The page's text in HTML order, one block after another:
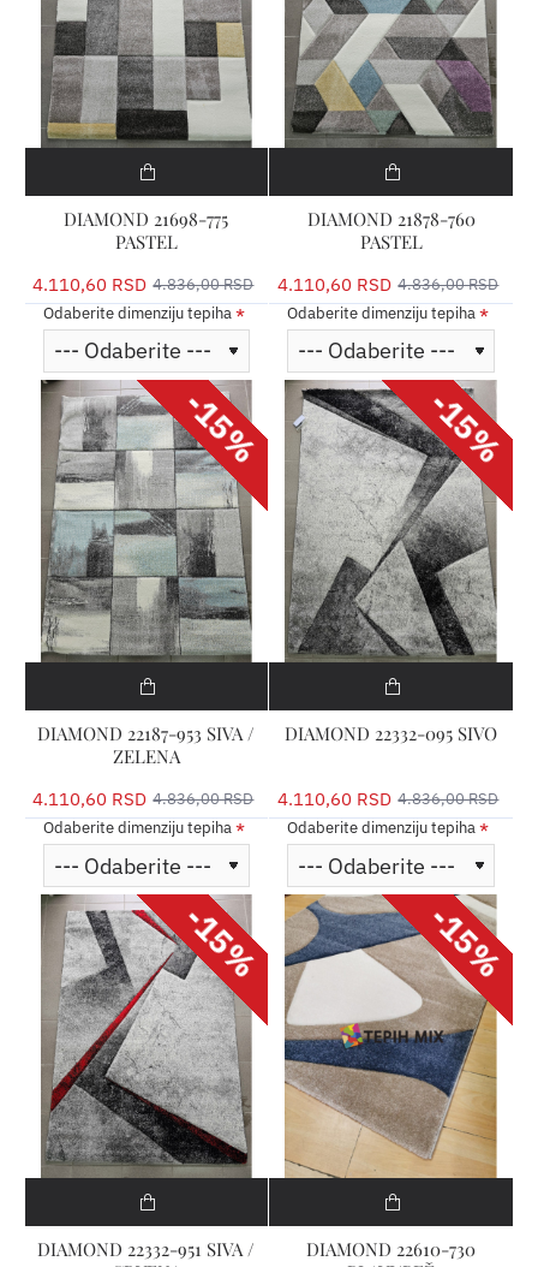
DIAMOND 21698-775
PASTEL
4.110,60 RSD 4.836,00 RSD
Odaberite dimenziju tepiha
DIAMOND 21878-760
PASTEL
4.110,60 RSD 4.836,00 RSD
Odaberite dimenziju tepiha
-15%
DIAMOND 22187-953 SIVA /
ZELENA
4.110,60 RSD 4.836,00 RSD
Odaberite dimenziju tepiha
-15%
DIAMOND 22332-095 SIVO
4.110,60 RSD 4.836,00 RSD
Odaberite dimenziju tepiha
-15%
DIAMOND 22332-951 SIVA /
-15%
DIAMOND 22610-730